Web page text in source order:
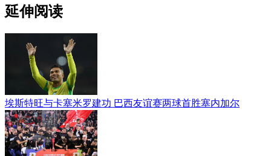
延伸阅读
埃斯特旺与卡塞米罗建功 巴西友谊赛两球首胜塞内加尔